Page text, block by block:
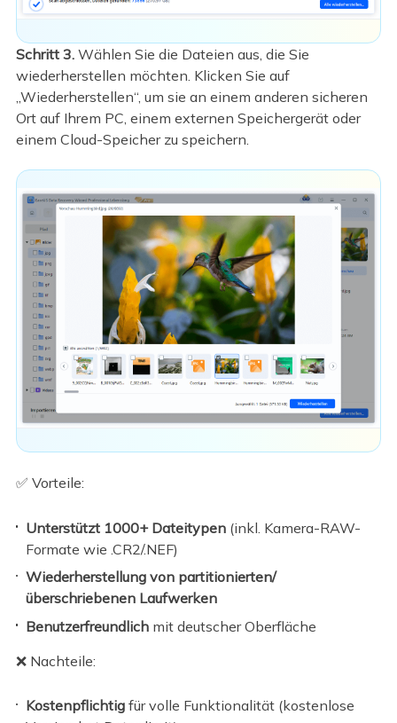
Schritt 3.Wählen Sie die Dateien aus, die Sie
wiederherstellen möchten. Klicken Sie auf
„Wiederherstellen“, um sie an einem anderen sicheren
Ort auf Ihrem PC, einem externen Speichergerät oder
einem Cloud-Speicher zu speichern.
✅ Vorteile:
Unterstützt 1000+ Dateitypen (inkl. Kamera-RAW-
Formate wie .CR2/.NEF)
Wiederherstellung von partitionierten/
überschriebenen Laufwerken
Benutzerfreundlich mit deutscher Oberfläche
❌ Nachteile:
Kostenpflichtig für volle Funktionalität (kostenlose